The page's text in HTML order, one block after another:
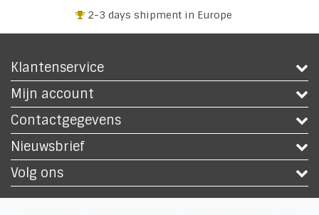
2-3 days shipment in Europe
Klantenservice
Mijn account
Contactgegevens
Nieuwsbrief
Volg ons